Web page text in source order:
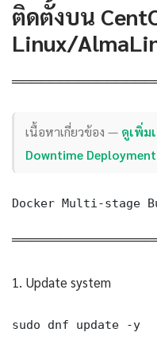
ติดตั้งบน
Linux/
เนื้อหาเกี่ยวข้อง — ดูเพิ่ม
Downtime Deployment
Docker Multi-stage
1. Update system
sudo dnf update -y